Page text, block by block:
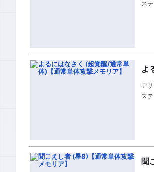
ス
よ
ア
ス
聞